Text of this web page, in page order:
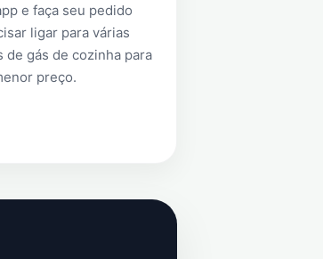
e faça seu pedido
ligar para várias
de gás de cozinha para
preço.